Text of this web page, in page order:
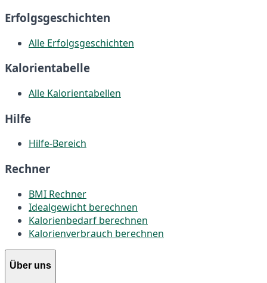
Erfolgsgeschichten
Alle Erfolgsgeschichten
Kalorientabelle
Alle Kalorientabellen
Hilfe
Hilfe-Bereich
Rechner
BMI Rechner
Idealgewicht berechnen
Kalorienbedarf berechnen
Kalorienverbrauch berechnen
Über uns